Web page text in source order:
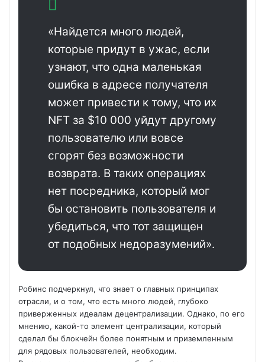
«Найдется много людей,
которые придут в ужас, если
узнают, что одна маленькая
ошибка в адресе получателя
может привести к тому, что их
NFT за $10 000 уйдут другому
пользователю или вовсе
сгорят без возможности
возврата. В таких операциях
нет посредника, который мог
бы остановить пользователя и
убедиться, что тот защищен
от подобных недоразумений».
Робинс подчеркнул, что знает о главных принципах
отрасли, и о том, что есть много людей, глубоко
приверженных идеалам децентрализации. Однако, по его
мнению, какой-то элемент централизации, который
сделал бы блокчейн более понятным и приземленным
для рядовых пользователей, необходим.